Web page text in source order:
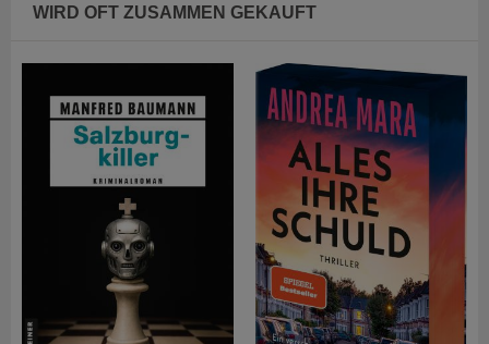
WIRD OFT ZUSAMMEN GEKAUFT